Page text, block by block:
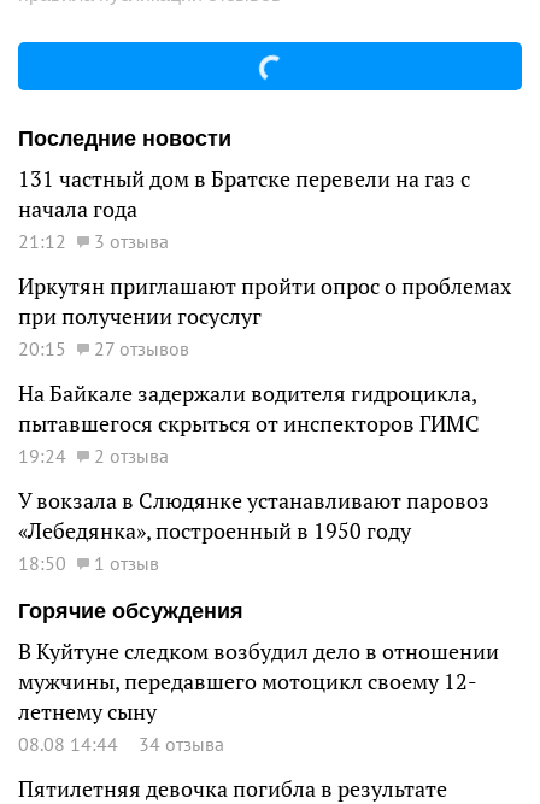
Последние новости
131 частный дом в Братске перевели на газ с
начала года
21:12 3 отзыва
Иркутян приглашают пройти опрос о проблемах
при получении госуслуг
20:15 27 отзывов
На Байкале задержали водителя гидроцикла,
пытавшегося скрыться от инспекторов ГИМС
19:24 2 отзыва
У вокзала в Слюдянке устанавливают паровоз
«Лебедянка», построенный в 1950 году
18:50
1 отзыв
Горячие обсуждения
В Куйтуне следком возбудил дело в отношении
мужчины, передавшего мотоцикл своему 12-
летнему сыну
08.08 14:44 34 отзыва
Пятилетняя девочка погибла в результате